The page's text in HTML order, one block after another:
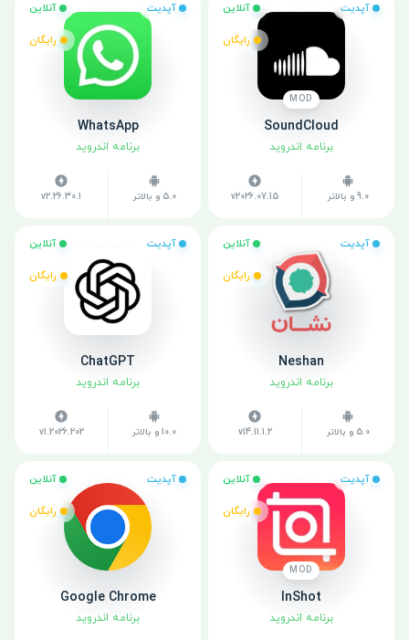
آپدیت آنلاین
رایگان
MOD
SoundCloud
برنامه اندروید
9.0 و بالاتر v2026.07.15
آپدیت آنلاین
رایگان
WhatsApp
برنامه اندروید
5.0 و بالاتر v2.26.30.1
آپدیت آنلاین
رایگان
Neshan
برنامه اندروید
5.0 و بالاتر v14.11.1.2
آپدیت آنلاین
رایگان
ChatGPT
برنامه اندروید
10.0 و بالاتر v1.2026.202
آپدیت آنلاین
رایگان
MOD
InShot
برنامه اندروید
آپدیت آنلاین
رایگان
Google Chrome
برنامه اندروید